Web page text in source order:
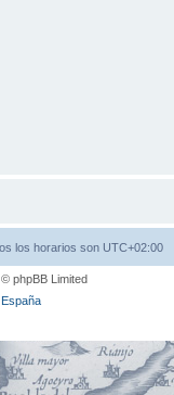
los horarios son UTC+02:00
phpBB Limited